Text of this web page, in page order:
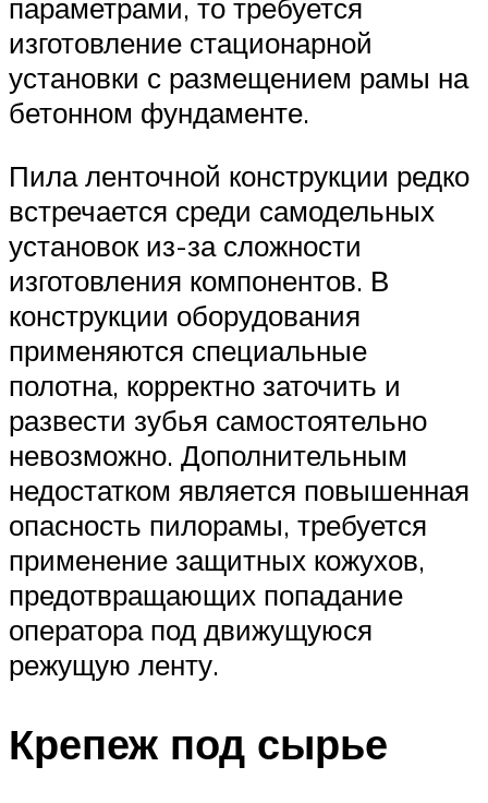
параметрами, то требуется
изготовление стационарной
установки с размещением рамы на
бетонном фундаменте.
Пила ленточной конструкции редко
встречается среди самодельных
установок из-за сложности
изготовления компонентов. В
конструкции оборудования
применяются специальные
полотна, корректно заточить и
развести зубья самостоятельно
невозможно. Дополнительным
недостатком является повышенная
опасность пилорамы, требуется
применение защитных кожухов,
предотвращающих попадание
оператора под движущуюся
режущую ленту.
Крепеж под сырье